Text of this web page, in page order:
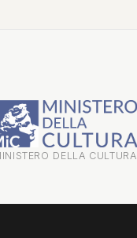
DELLA CULTURA